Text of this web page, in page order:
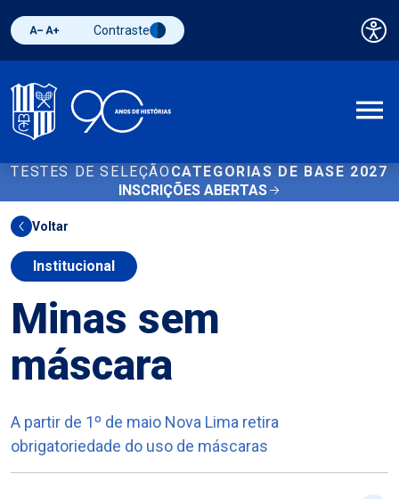
Diminuir fonte
Aumentar fonteAlternar contraste
Contraste
TESTES DE SELEÇÃO CATEGORIAS DE BASE 2027
INSCRIÇÕES ABERTAS
Voltar
Institucional
Minas sem
máscara
A partir de 1º de maio Nova Lima retira
obrigatoriedade do uso de máscaras